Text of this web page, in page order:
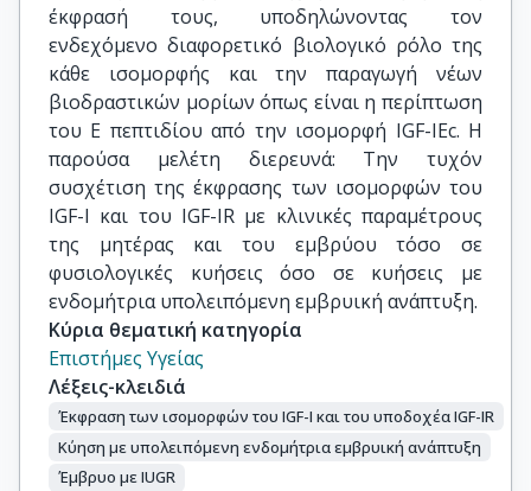
έκφρασή τους, υποδηλώνοντας τον
ενδεχόμενο διαφορετικό βιολογικό ρόλο της
κάθε ισομορφής και την παραγωγή νέων
βιοδραστικών μορίων όπως είναι η περίπτωση
του Ε πεπτιδίου από την ισομορφή ΙGF-IEc. Η
παρούσα μελέτη διερευνά: Την τυχόν
συσχέτιση της έκφρασης των ισομορφών του
IGF-I και του ΙGF-IR με κλινικές παραμέτρους
της μητέρας και του εμβρύου τόσο σε
φυσιολογικές κυήσεις όσο σε κυήσεις με
ενδομήτρια υπολειπόμενη εμβρυική ανάπτυξη.
Κύρια θεματική κατηγορία
Επιστήμες Υγείας
Λέξεις-κλειδιά
Έκφραση των ισομορφών του IGF-I και του υποδοχέα IGF-IR
Κύηση με υπολειπόμενη ενδομήτρια εμβρυική ανάπτυξη
Έμβρυο με IUGR